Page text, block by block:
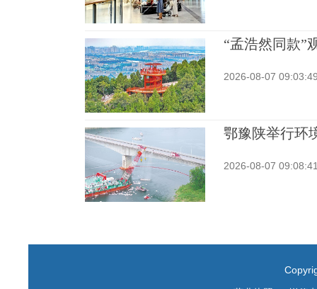
“孟浩然同款”
2026-08-07
鄂豫陕举行环
2026-08-07